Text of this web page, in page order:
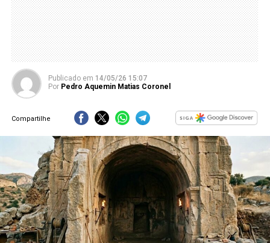
Publicado em 14/05/26 15:07
Por Pedro Aquemin Matias Coronel
Compartilhe